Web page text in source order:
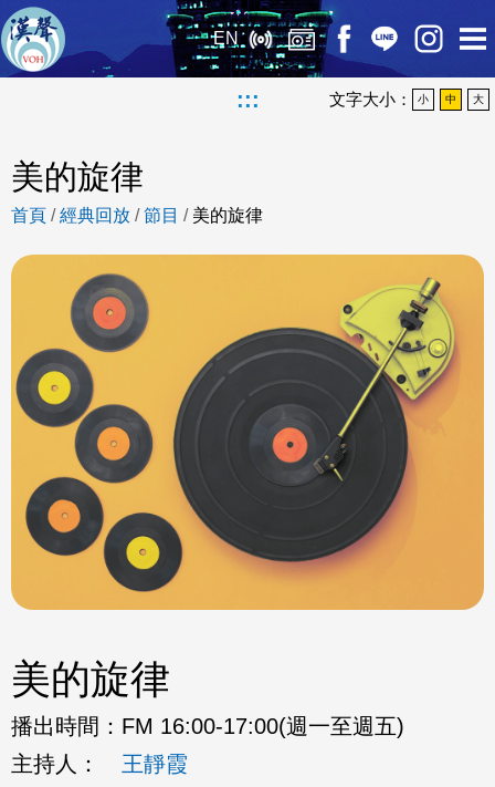
EN
::: 文字大小： 小 中 大
美的旋律
首頁 /經典回放 /節目 / 美的旋律
美的旋律
播出時間： FM 16:00-17:00(週一至週五)
主持人：
王靜霞